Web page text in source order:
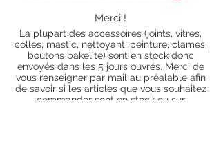
Merci !
La plupart des accessoires (joints, vitres,
colles, mastic, nettoyant, peinture, clames,
boutons bakelite) sont en stock donc
envoyés dans les 5 jours ouvrés. Merci de
vous renseigner par mail au préalable afin
de savoir si les articles que vous souhaitez
commander sont en stock ou sur